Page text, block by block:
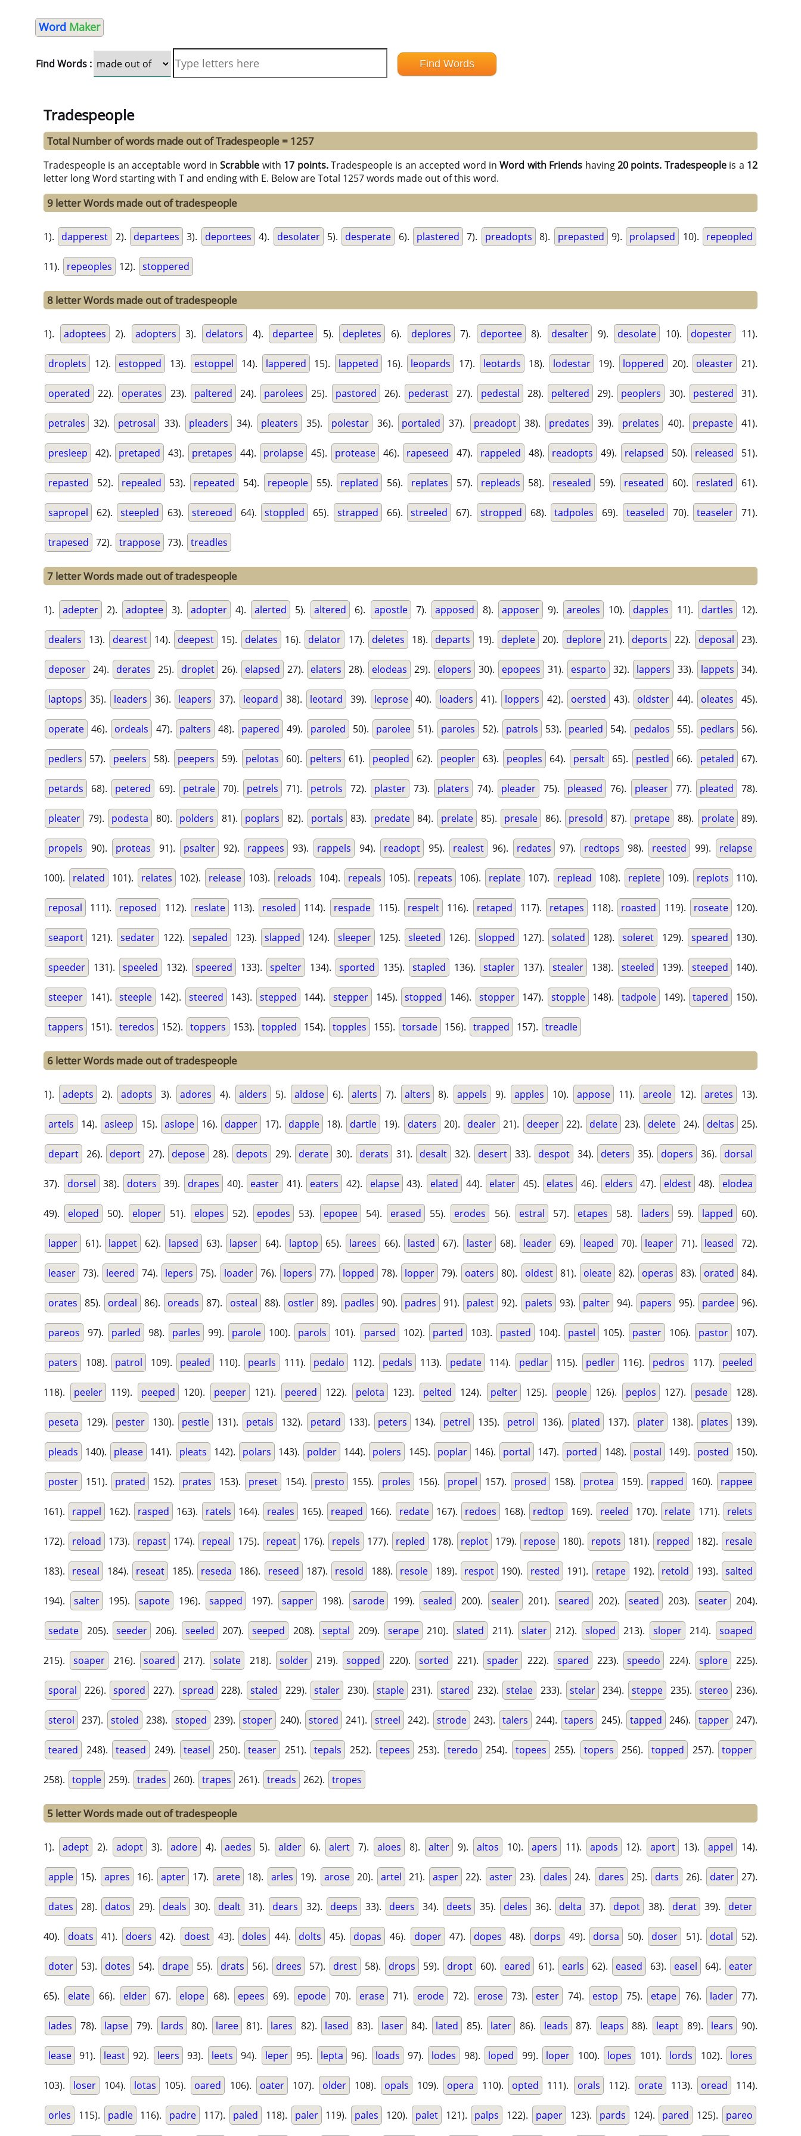
Word Maker
Find Words :
Tradespeople
Total Number of words made out of Tradespeople = 1257
Tradespeople is an acceptable word inScrabble with 17 points.Tradespeople is an accepted word inWord with Friends having20 points. Tradespeopleis a 12
letter long Word starting with T and ending with E. Below are Total 1257 words made out of this word.
9 letter Words made out of tradespeople
1). dapperest 2). departees 3). deportees 4). desolater 5). desperate 6). plastered 7). preadopts 8). prepasted 9). prolapsed 10). repeopled
11). repeoples 12). stoppered
8 letter Words made out of tradespeople
1). adoptees 2). adopters 3). delators 4). departee 5). depletes 6). deplores 7). deportee 8). desalter 9). desolate 10). dopester 11).
droplets 12). estopped 13). estoppel 14). lappered 15). lappeted 16). leopards 17). leotards 18). lodestar 19). loppered 20). oleaster 21).
operated 22). operates 23). paltered 24). parolees 25). pastored 26). pederast 27). pedestal 28). peltered 29). peoplers 30). pestered 31).
petrales 32). petrosal 33). pleaders 34). pleaters 35). polestar 36). portaled 37). preadopt 38). predates 39). prelates 40). prepaste 41).
presleep 42). pretaped 43). pretapes 44). prolapse 45). protease 46). rapeseed 47). rappeled 48). readopts 49). relapsed 50). released 51).
repasted 52). repealed 53). repeated 54). repeople 55). replated 56). replates 57). repleads 58). resealed 59). reseated 60). reslated 61).
sapropel 62). steepled 63). stereoed 64). stoppled 65). strapped 66). streeled 67). stropped 68). tadpoles 69). teaseled 70). teaseler 71).
trapesed 72). trappose 73). treadles
7 letter Words made out of tradespeople
1). adepter 2). adoptee 3). adopter 4). alerted 5). altered 6). apostle 7). apposed 8). apposer 9). areoles 10). dapples 11). dartles 12).
dealers 13). dearest 14). deepest 15). delates 16). delator 17). deletes 18). departs 19). deplete 20). deplore 21). deports 22). deposal 23).
deposer 24). derates 25). droplet 26). elapsed 27). elaters 28). elodeas 29). elopers 30). epopees 31). esparto 32). lappers 33). lappets 34).
laptops 35). leaders 36). leapers 37). leopard 38). leotard 39). leprose 40). loaders 41). loppers 42). oersted 43). oldster 44). oleates 45).
operate 46). ordeals 47). palters 48). papered 49). paroled 50). parolee 51). paroles 52). patrols 53). pearled 54). pedalos 55). pedlars 56).
pedlers 57). peelers 58). peepers 59). pelotas 60). pelters 61). peopled 62). peopler 63). peoples 64). persalt 65). pestled 66). petaled 67).
petards 68). petered 69). petrale 70). petrels 71). petrols 72). plaster 73). platers 74). pleader 75). pleased 76). pleaser 77). pleated 78).
pleater 79). podesta 80). polders 81). poplars 82). portals 83). predate 84). prelate 85). presale 86). presold 87). pretape 88). prolate 89).
propels 90). proteas 91). psalter 92). rappees 93). rappels 94). readopt 95). realest 96). redates 97). redtops 98). reested 99). relapse
100). related 101). relates 102). release 103). reloads 104). repeals 105). repeats 106). replate 107). replead 108). replete 109). replots 110).
reposal 111). reposed 112). reslate 113). resoled 114). respade 115). respelt 116). retaped 117). retapes 118). roasted 119). roseate 120).
seaport 121). sedater 122). sepaled 123). slapped 124). sleeper 125). sleeted 126). slopped 127). solated 128). soleret 129). speared 130).
speeder 131). speeled 132). speered 133). spelter 134). sported 135). stapled 136). stapler 137). stealer 138). steeled 139). steeped 140).
steeper 141). steeple 142). steered 143). stepped 144). stepper 145). stopped 146). stopper 147). stopple 148). tadpole 149). tapered 150).
tappers 151). teredos 152). toppers 153). toppled 154). topples 155). torsade 156). trapped 157). treadle
6 letter Words made out of tradespeople
1). adepts 2). adopts 3). adores 4). alders 5). aldose 6). alerts 7). alters 8). appels 9). apples 10). appose 11). areole 12). aretes 13).
artels 14). asleep 15). aslope 16). dapper 17). dapple 18). dartle 19). daters 20). dealer 21). deeper 22). delate 23). delete 24). deltas 25).
depart 26). deport 27). depose 28). depots 29). derate 30). derats 31). desalt 32). desert 33). despot 34). deters 35). dopers 36). dorsal
37). dorsel 38). doters 39). drapes 40). easter 41). eaters 42). elapse 43). elated 44). elater 45). elates 46). elders 47). eldest 48). elodea
49). eloped 50). eloper 51). elopes 52). epodes 53). epopee 54). erased 55). erodes 56). estral 57). etapes 58). laders 59). lapped 60).
lapper 61). lappet 62). lapsed 63). lapser 64). laptop 65). larees 66). lasted 67). laster 68). leader 69). leaped 70). leaper 71). leased 72).
leaser 73). leered 74). lepers 75). loader 76). lopers 77). lopped 78). lopper 79). oaters 80). oldest 81). oleate 82). operas 83). orated 84).
orates 85). ordeal 86). oreads 87). osteal 88). ostler 89). padles 90). padres 91). palest 92). palets 93). palter 94). papers 95). pardee 96).
pareos 97). parled 98). parles 99). parole 100). parols 101). parsed 102). parted 103). pasted 104). pastel 105). paster 106). pastor 107).
paters 108). patrol 109). pealed 110). pearls 111). pedalo 112). pedals 113). pedate 114). pedlar 115). pedler 116). pedros 117). peeled
118). peeler 119). peeped 120). peeper 121). peered 122). pelota 123). pelted 124). pelter 125). people 126). peplos 127). pesade 128).
peseta 129). pester 130). pestle 131). petals 132). petard 133). peters 134). petrel 135). petrol 136). plated 137). plater 138). plates 139).
pleads 140). please 141). pleats 142). polars 143). polder 144). polers 145). poplar 146). portal 147). ported 148). postal 149). posted 150).
poster 151). prated 152). prates 153). preset 154). presto 155). proles 156). propel 157). prosed 158). protea 159). rapped 160). rappee
161). rappel 162). rasped 163). ratels 164). reales 165). reaped 166). redate 167). redoes 168). redtop 169). reeled 170). relate 171). relets
172). reload 173). repast 174). repeal 175). repeat 176). repels 177). repled 178). replot 179). repose 180). repots 181). repped 182). resale
183). reseal 184). reseat 185). reseda 186). reseed 187). resold 188). resole 189). respot 190). rested 191). retape 192). retold 193). salted
194). salter 195). sapote 196). sapped 197). sapper 198). sarode 199). sealed 200). sealer 201). seared 202). seated 203). seater 204).
sedate 205). seeder 206). seeled 207). seeped 208). septal 209). serape 210). slated 211). slater 212). sloped 213). sloper 214). soaped
215). soaper 216). soared 217). solate 218). solder 219). sopped 220). sorted 221). spader 222). spared 223). speedo 224). splore 225).
sporal 226). spored 227). spread 228). staled 229). staler 230). staple 231). stared 232). stelae 233). stelar 234). steppe 235). stereo 236).
sterol 237). stoled 238). stoped 239). stoper 240). stored 241). streel 242). strode 243). talers 244). tapers 245). tapped 246). tapper 247).
teared 248). teased 249). teasel 250). teaser 251). tepals 252). tepees 253). teredo 254). topees 255). topers 256). topped 257). topper
258). topple 259). trades 260). trapes 261). treads 262). tropes
5 letter Words made out of tradespeople
1). adept 2). adopt 3). adore 4). aedes 5). alder 6). alert 7). aloes 8). alter 9). altos 10). apers 11). apods 12). aport 13). appel 14).
apple 15). apres 16). apter 17). arete 18). arles 19). arose 20). artel 21). asper 22). aster 23). dales 24). dares 25). darts 26). dater 27).
dates 28). datos 29). deals 30). dealt 31). dears 32). deeps 33). deers 34). deets 35). deles 36). delta 37). depot 38). derat 39). deter
40). doats 41). doers 42). doest 43). doles 44). dolts 45). dopas 46). doper 47). dopes 48). dorps 49). dorsa 50). doser 51). dotal 52).
doter 53). dotes 54). drape 55). drats 56). drees 57). drest 58). drops 59). dropt 60). eared 61). earls 62). eased 63). easel 64). eater
65). elate 66). elder 67). elope 68). epees 69). epode 70). erase 71). erode 72). erose 73). ester 74). estop 75). etape 76). lader 77).
lades 78). lapse 79). lards 80). laree 81). lares 82). lased 83). laser 84). lated 85). later 86). leads 87). leaps 88). leapt 89). lears 90).
lease 91). least 92). leers 93). leets 94). leper 95). lepta 96). loads 97). lodes 98). loped 99). loper 100). lopes 101). lords 102). lores
103). loser 104). lotas 105). oared 106). oater 107). older 108). opals 109). opera 110). opted 111). orals 112). orate 113). oread 114).
orles 115). padle 116). padre 117). paled 118). paler 119). pales 120). palet 121). palps 122). paper 123). pards 124). pared 125). pareo